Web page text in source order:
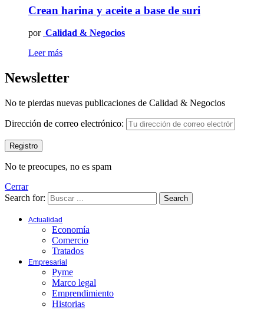
Crean harina y aceite a base de suri
por Calidad & Negocios
Leer más
Newsletter
No te pierdas nuevas publicaciones de Calidad & Negocios
Dirección de correo electrónico:
No te preocupes, no es spam
Cerrar
Search for:
Search
Actualidad
Economía
Comercio
Tratados
Empresarial
Pyme
Marco legal
Emprendimiento
Historias